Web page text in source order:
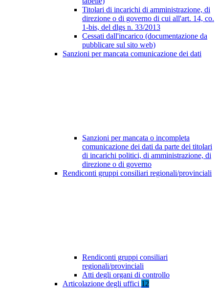
Titolari di incarichi di amministrazione, di
direzione o di governo di cui all'art. 14, co.
1-bis, del dlgs n. 33/2013
Cessati dall'incarico (documentazione da
pubblicare sul sito web)
Sanzioni per mancata comunicazione dei dati
Sanzioni per mancata o incompleta
comunicazione dei dati da parte dei titolari
di incarichi politici, di amministrazione, di
direzione o di governo
Rendiconti gruppi consiliari regionali/provinciali
Rendiconti gruppi consiliari
regionali/provinciali
Atti degli organi di controllo
Articolazione degli uffici 12